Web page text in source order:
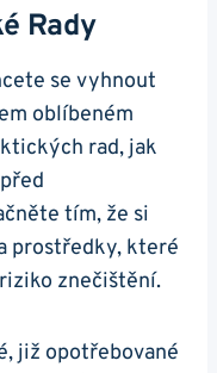
Rady
se vyhnout
oblíbeném
rad, jak
tím, že si
prostředky, které
znečištění.
již opotřebované